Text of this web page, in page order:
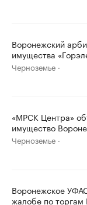
Воронежский
имущества
Черноземье
«МРСК Центра»
имущество
Черноземье
Воронежское
жалобе по